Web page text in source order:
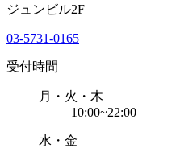
ジュンビル2F
03-5731-0165
受付時間
月・火・木
10:00~22:00
水・金